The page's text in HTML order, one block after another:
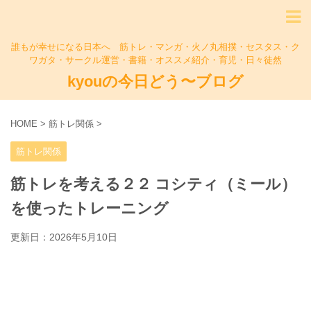
誰もが幸せになる日本へ 筋トレ・マンガ・火ノ丸相撲・セスタス・ク
ワガタ・サークル運営・書籍・オススメ紹介・育児・日々徒然
kyouの今日どう〜ブログ
HOME > 筋トレ関係 >
筋トレ関係
筋トレを考える２２ コシティ（ミール）
を使ったトレーニング
更新日： 2026年5月10日